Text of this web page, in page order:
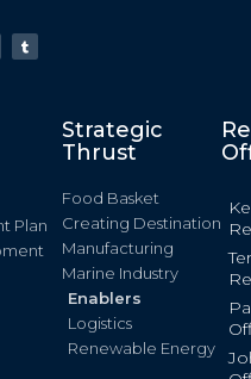
Plan
Strategic
Thrust
Food Basket
Creating Destination
Manufacturing
Marine Industry
Enablers
Logistics
Renewable Energy